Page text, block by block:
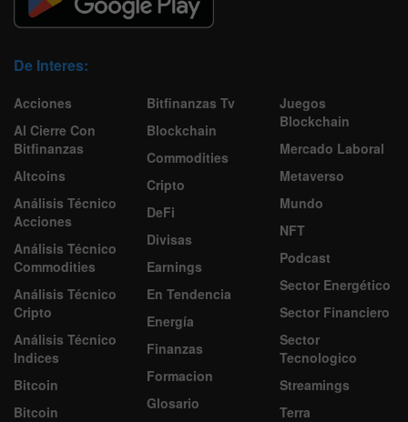
De Interes:
Acciones
Al Cierre Con
Bitfinanzas
Altcoins
Análisis Técnico
Acciones
Análisis Técnico
Commodities
Análisis Técnico
Cripto
Análisis Técnico
Indices
Bitcoin
Bitcoin
Bitfinanzas Tv
Blockchain
Commodities
Cripto
DeFi
Divisas
Earnings
En Tendencia
Energía
Finanzas
Formacion
Glosario
Juegos
Blockchain
Mercado Laboral
Metaverso
Mundo
NFT
Podcast
Sector Energético
Sector Financiero
Sector
Tecnologico
Streamings
Terra